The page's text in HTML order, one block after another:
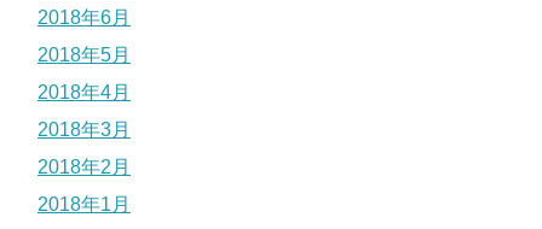
2018年6月
2018年5月
2018年4月
2018年3月
2018年2月
2018年1月